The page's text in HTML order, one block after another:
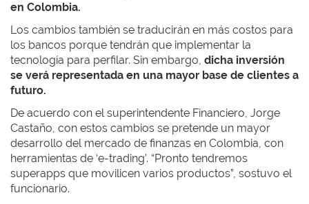
en Colombia.
Los cambios también se traducirán en más costos para
los bancos porque tendrán que implementar la
tecnología para perfilar. Sin embargo, dicha inversión
se verá representada en una mayor base de clientes a
futuro.
De acuerdo con el superintendente Financiero, Jorge
Castaño, con estos cambios se pretende un mayor
desarrollo del mercado de finanzas en Colombia, con
herramientas de ‘e-trading’. “Pronto tendremos
superapps que movilicen varios productos”, sostuvo el
funcionario.